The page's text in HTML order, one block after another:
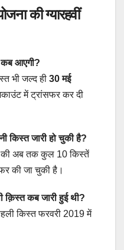
की ग्यारहवीं
कब आएगी?
भी जल्द ही 30 मई
में ट्रांसफर कर दी
किस्त जारी हो चुकी है?
की अब तक कुल 10 किस्तें
की जा चुकी है।
क़िस्त कब जारी हुई थी?
किस्त फरवरी 2019 में